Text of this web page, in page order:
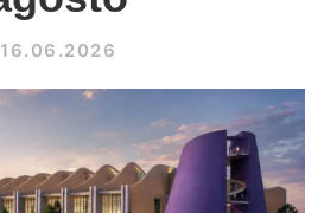
16.06.2026